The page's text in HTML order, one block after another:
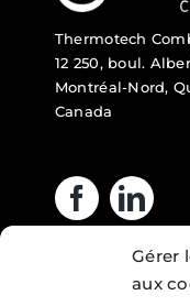
Gérer
aux
Thermotech
12 250, boul.
Montréal-Nord,
Canada
Heures